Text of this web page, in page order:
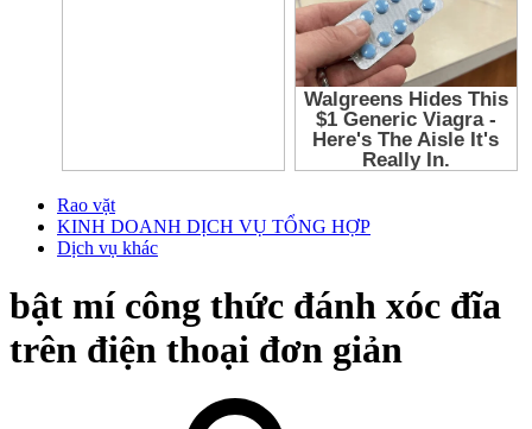
Rao vặt
KINH DOANH DỊCH VỤ TỔNG HỢP
Dịch vụ khác
bật mí công thức đánh xóc đĩa
trên điện thoại đơn giản